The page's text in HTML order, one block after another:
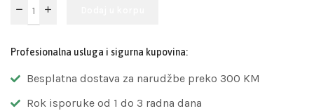
Profesionalna usluga i sigurna kupovina:
Besplatna dostava za narudžbe preko 300 KM
Rok isporuke od 1 do 3 radna dana